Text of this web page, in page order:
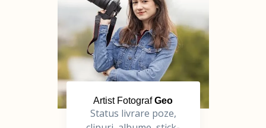
Artist FotografGeo
Status livrare poze,